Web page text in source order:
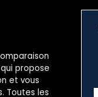
propose
et vous
Toutes les